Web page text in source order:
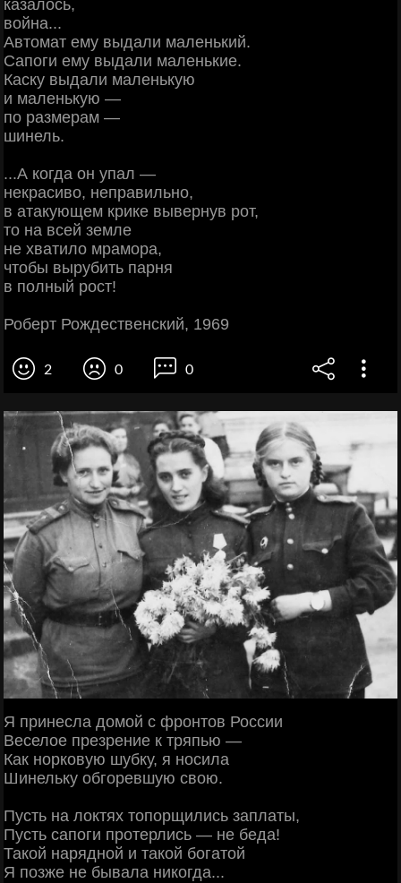
казалось,
война...
Автомат ему выдали маленький.
Сапоги ему выдали маленькие.
Каску выдали маленькую
и маленькую —
по размерам —
шинель.
...А когда он упал —
некрасиво, неправильно,
в атакующем крике вывернув рот,
то на всей земле
не хватило мрамора,
чтобы вырубить парня
в полный рост!
Роберт Рождественский, 1969
2 0 0
Я принесла домой с фронтов России
Веселое презрение к тряпью —
Как норковую шубку, я носила
Шинельку обгоревшую свою.
Пусть на локтях топорщились заплаты,
Пусть сапоги протерлись — не беда!
Такой нарядной и такой богатой
Я позже не бывала никогда...